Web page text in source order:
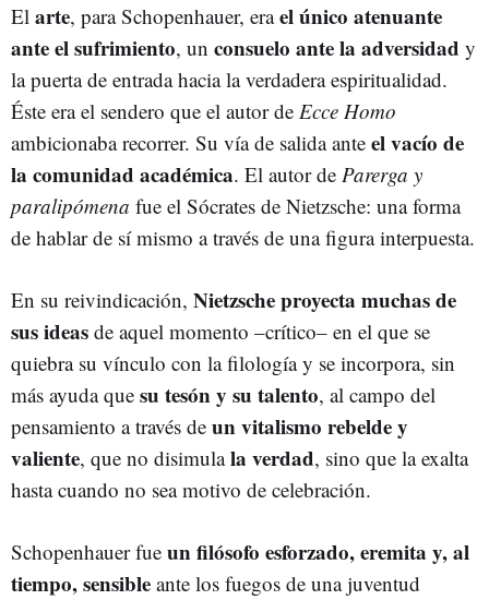
El arte, para Schopenhauer, erael único atenuante
ante el sufrimiento, un consuelo ante la adversidad y
la puerta de entrada hacia la verdadera espiritualidad.
Éste era el sendero que el autor de Ecce Homo
ambicionaba recorrer. Su vía de salida ante el vacío de
la comunidad académica. El autor de Parerga y
paralipómena fue el Sócrates de Nietzsche: una forma
de hablar de sí mismo a través de una figura interpuesta.
En su reivindicación, Nietzsche proyecta muchas de
sus ideas de aquel momento –crítico– en el que se
quiebra su vínculo con la filología y se incorpora, sin
más ayuda que su tesón y su talento, al campo del
pensamiento a través de un vitalismo rebelde y
valiente, que no disimulala verdad, sino que la exalta
hasta cuando no sea motivo de celebración.
Schopenhauer fue un filósofo esforzado, eremita y, al
tiempo, sensible ante los fuegos de una juventud